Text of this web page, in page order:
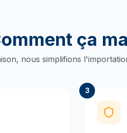
ça
nous simplifions
3